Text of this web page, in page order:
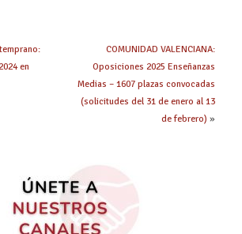
en
COMUNIDAD VALENCIANA:
Oposiciones 2025 Enseñanzas
Medias – 1607 plazas convocadas
(solicitudes del 31 de enero al 13
de febrero) »